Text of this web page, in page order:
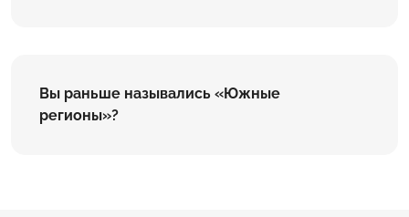
Вы раньше назывались «Южные
регионы»?